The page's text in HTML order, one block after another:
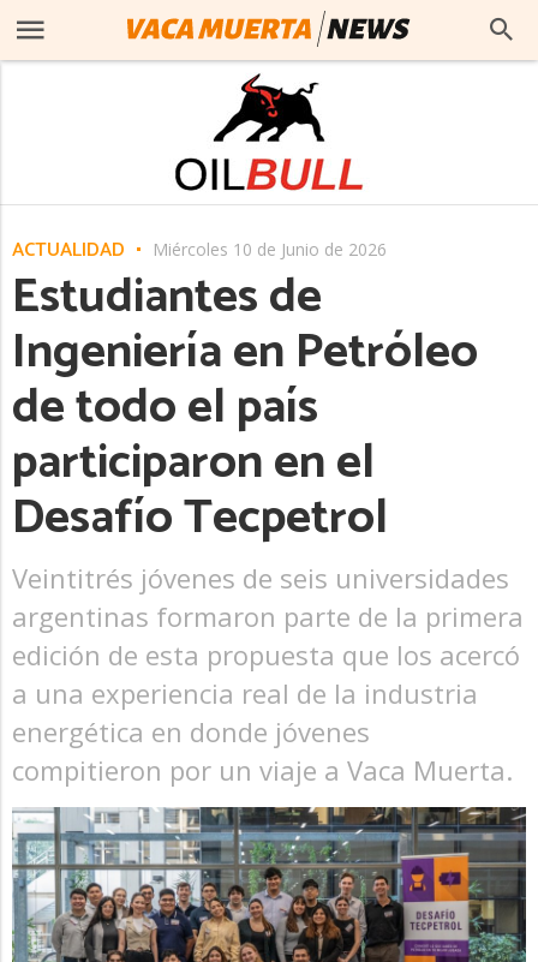
ACTUALIDAD Miércoles 10 de Junio de 2026
Estudiantes de
Ingeniería en Petróleo
de todo el país
participaron en el
Desafío Tecpetrol
Veintitrés jóvenes de seis universidades
argentinas formaron parte de la primera
edición de esta propuesta que los acercó
a una experiencia real de la industria
energética en donde jóvenes
compitieron por un viaje a Vaca Muerta.